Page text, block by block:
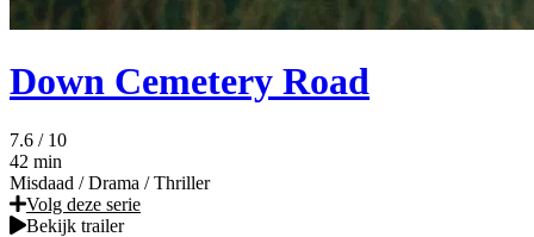
Down Cemetery Road
7.6 / 10
42 min
Misdaad / Drama / Thriller
Volg deze serie
Bekijk trailer